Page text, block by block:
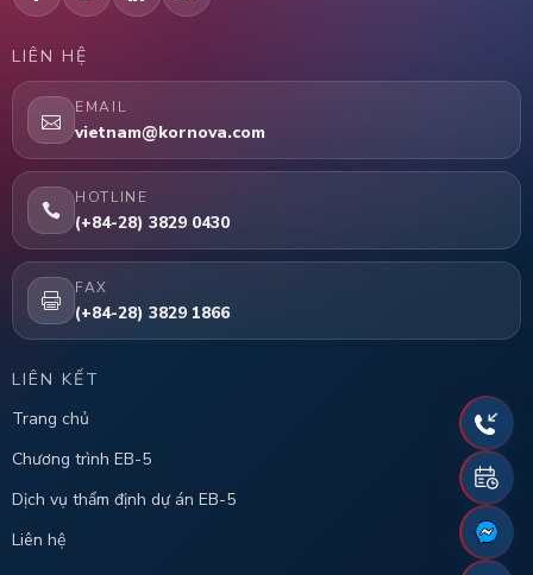
LIÊN HỆ
EMAIL
vietnam@kornova.com
HOTLINE
(+84-28) 3829 0430
FAX
(+84-28) 3829 1866
LIÊN KẾT
Trang chủ
Chương trình EB-5
Dịch vụ thẩm định dự án EB-5
Liên hệ